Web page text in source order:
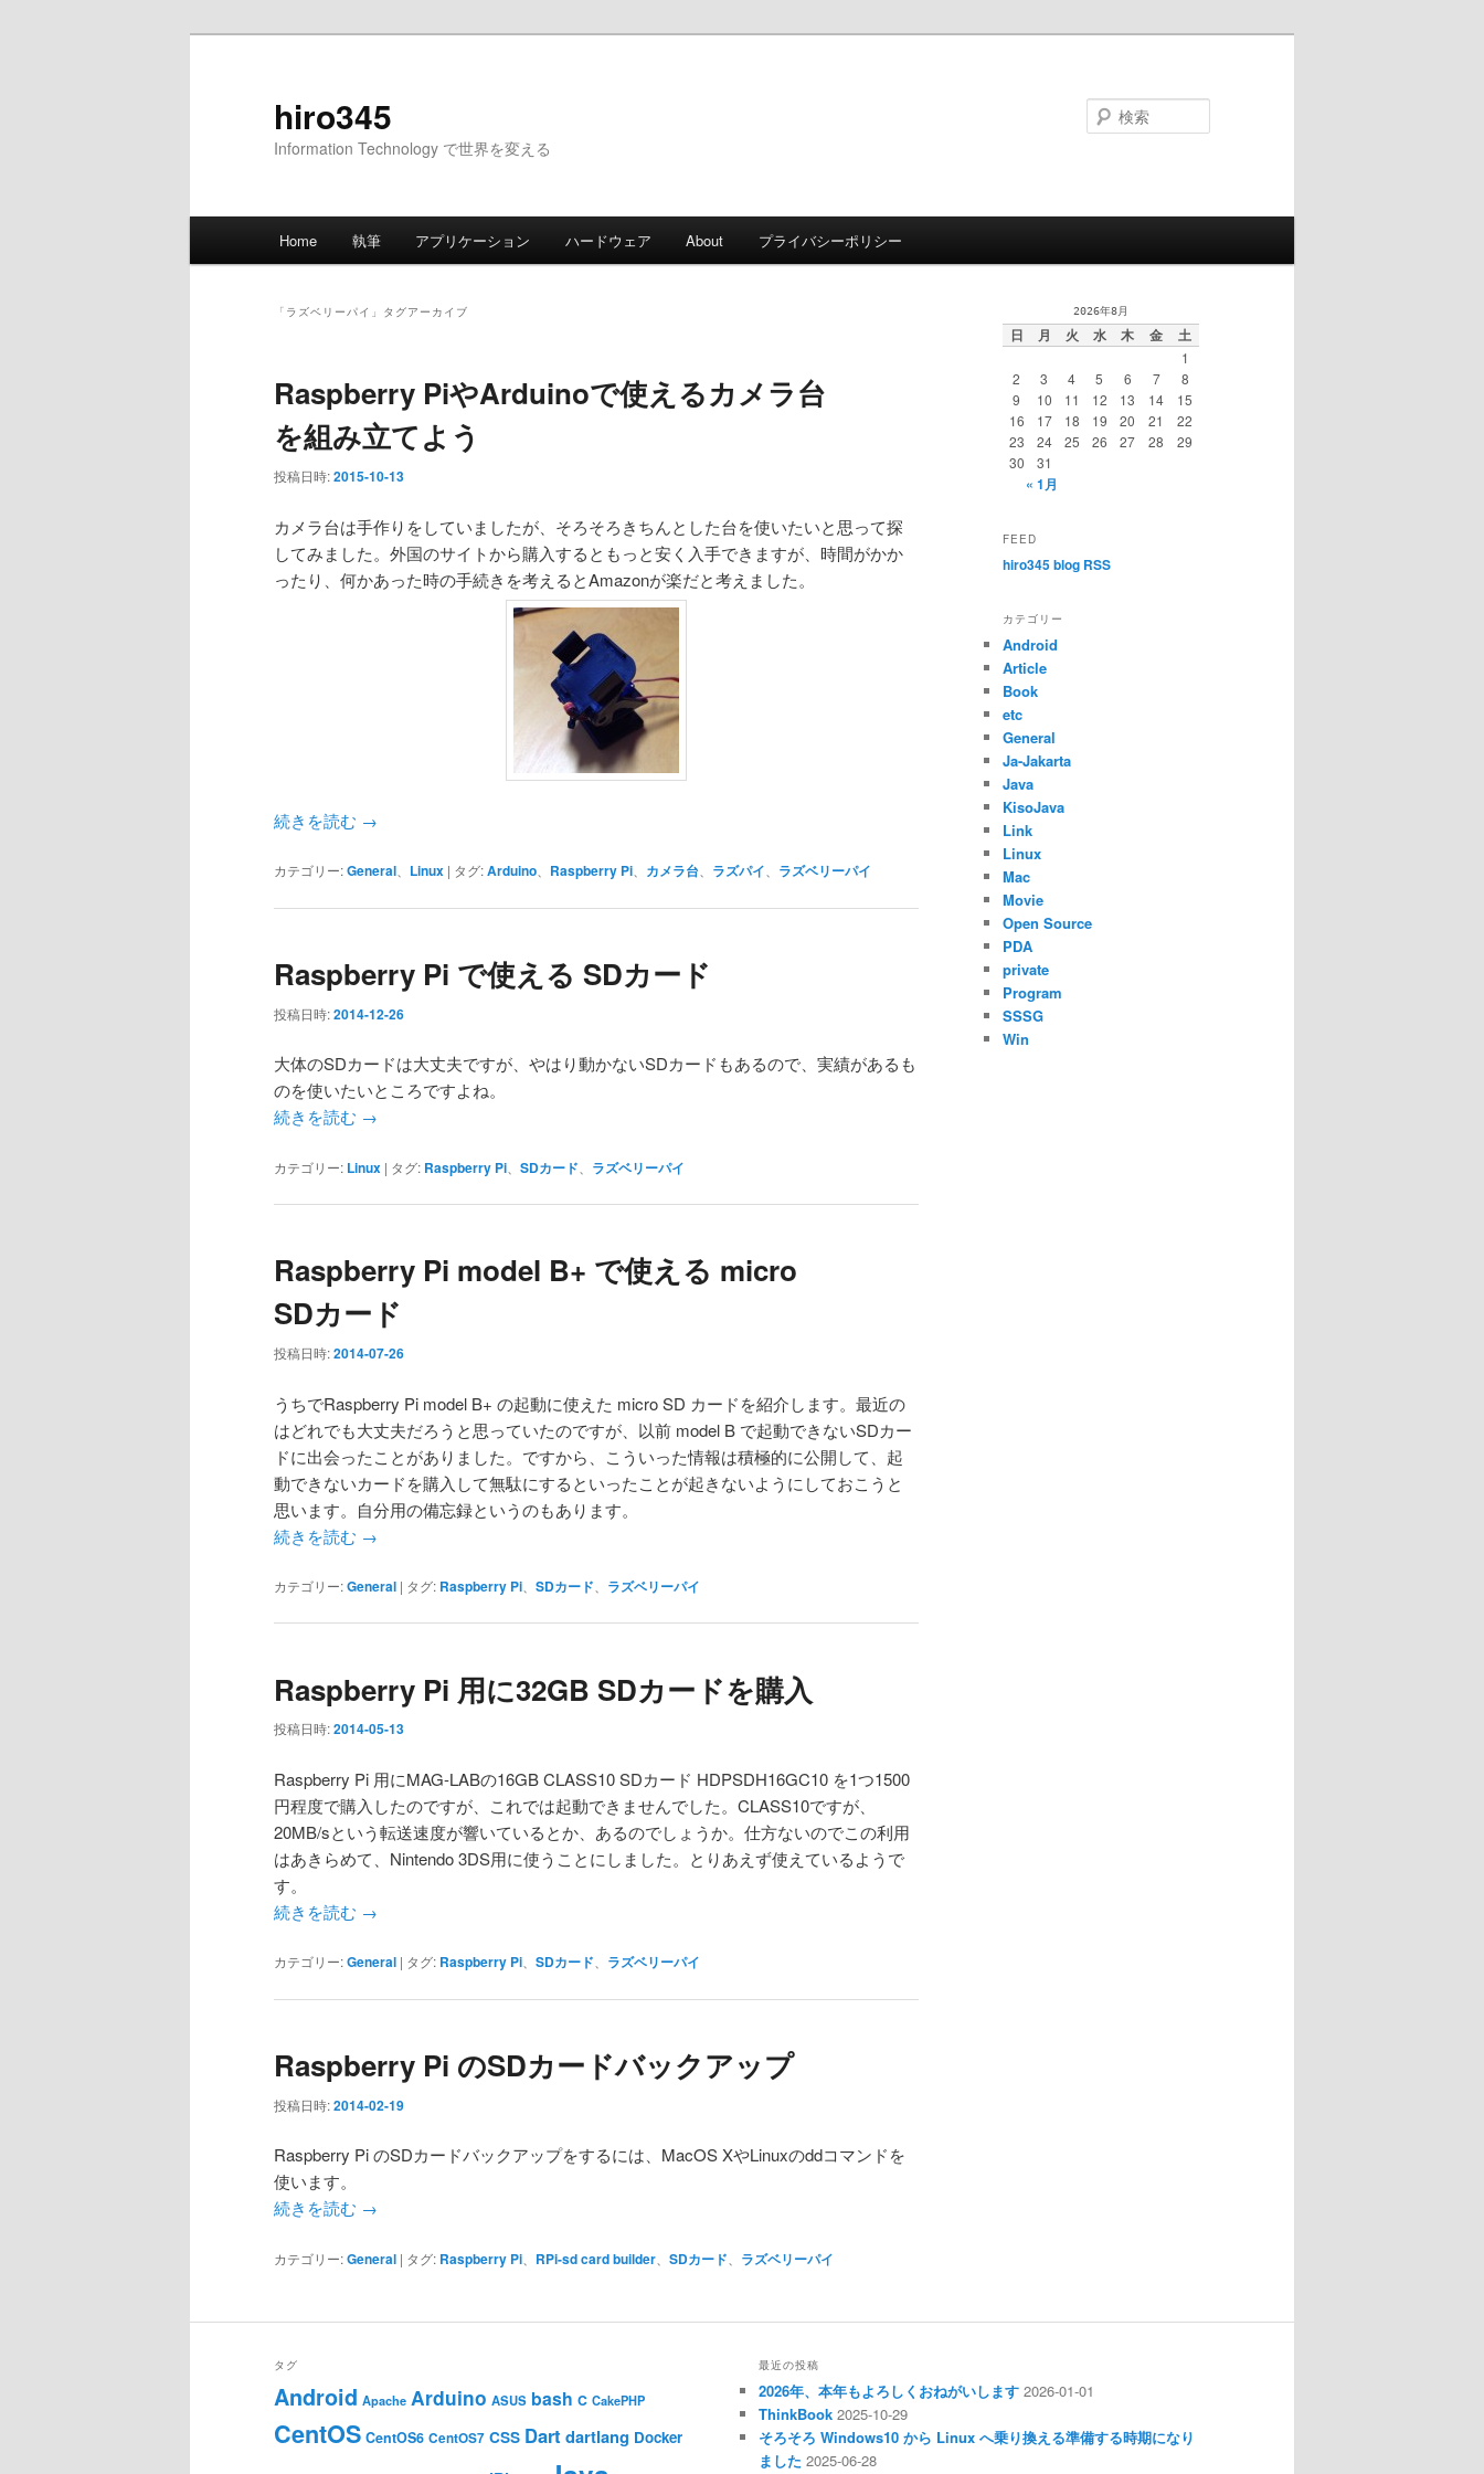
hiro345
Information Technology で世界を変える
Home 執筆 アプリケーション ハードウェア About プライバシーポリシー
「 ラズベリーパイ 」タグアーカイブ
Raspberry PiやArduinoで使えるカメラ台
を組み立てよう
投稿日時:2015-10-13
カメラ台は手作りをしていましたが、そろそろきちんとした台を使いたいと思って探
してみました。外国のサイトから購入するともっと安く入手できますが、時間がかか
ったり、何かあった時の手続きを考えるとAmazonが楽だと考えました。
続きを読む →
カテゴリー:General Linux | タグ:Arduino Raspberry Pi カメラ台 ラズパイ ラズベリーパイ
Raspberry Pi で使える SDカード
投稿日時:2014-12-26
大体のSDカードは大丈夫ですが、やはり動かないSDカードもあるので、実績があるも
のを使いたいところですよね。
続きを読む →
カテゴリー: Linux | タグ: Raspberry Pi SDカード ラズベリーパイ
Raspberry Pi model B+ で使える micro
SDカード
投稿日時:2014-07-26
うちでRaspberry Pi model B+ の起動に使えた micro SD カードを紹介します。最近の
はどれでも大丈夫だろうと思っていたのですが、以前 model B で起動できないSDカー
ドに出会ったことがありました。ですから、こういった情報は積極的に公開して、起
動できないカードを購入して無駄にするといったことが起きないようにしておこうと
思います。自分用の備忘録というのもあります。
続きを読む →
カテゴリー:General | タグ: Raspberry Pi SDカード ラズベリーパイ
Raspberry Pi 用に32GB SDカードを購入
投稿日時:2014-05-13
Raspberry Pi 用にMAG-LABの16GB CLASS10 SDカード HDPSDH16GC10 を1つ1500
円程度で購入したのですが、これでは起動できませんでした。CLASS10ですが、
20MB/sという転送速度が響いているとか、あるのでしょうか。仕方ないのでこの利用
はあきらめて、Nintendo 3DS用に使うことにしました。とりあえず使えているようで
す。
続きを読む →
カテゴリー:General | タグ: Raspberry Pi SDカード ラズベリーパイ
Raspberry Pi のSDカードバックアップ
投稿日時:2014-02-19
Raspberry Pi のSDカードバックアップをするには、MacOS XやLinuxのddコマンドを
使います。
続きを読む →
カテゴリー:General | タグ: Raspberry Pi RPi-sd card builder SDカード ラズベリーパイ
2026年8月
日 月 火 水 木 金 土
1
2
3 4 5 6 7
8
9
10 11 12 13 14
15
16
17 18 19 20 21
22
23
24 25 26 27 28
29
30
31
« 1月
FEED
hiro345 blog RSS
カテゴリー
Android
Article
Book
etc
General
Ja-Jakarta
Java
KisoJava
Link
Linux
Mac
Movie
Open Source
PDA
private
Program
SSSG
Win
タグ
Android Apache Arduino ASUS bash C CakePHP
CentOS CentOS6 CentOS7 CSS Dart dartlang Docker
最近の投稿
2026年、本年もよろしくおねがいします 2026-01-01
ThinkBook 2025-10-29
そろそろ Windows10 から Linux へ乗り換える準備する時期になり
ました 2025-06-28